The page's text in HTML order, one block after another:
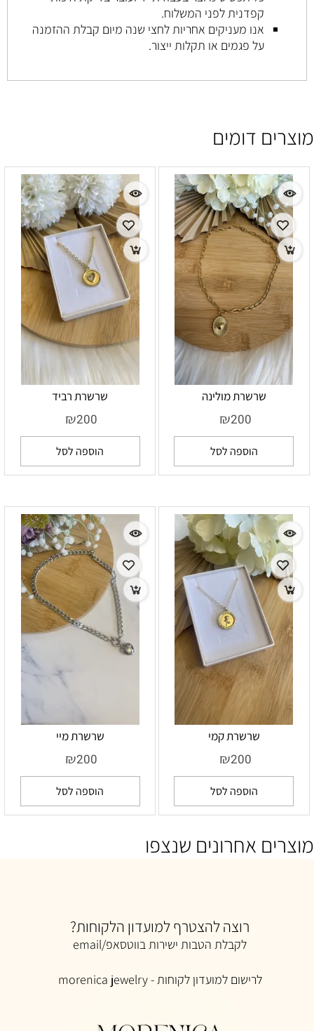
קפדניתלפני המשלוח.
אנו מעניקים אחריותלחצי שנה מיום קבלת ההזמנה
על פגמים או תקלות ייצור.
מוצרים דומים
שרשרת מולינה
₪200
הוספה לסל
שרשרת רביד
₪200
הוספה לסל
שרשרת קמי
₪200
הוספה לסל
שרשרת מיי
₪200
הוספה לסל
מוצרים אחרונים שנצפו
רוצה להצטרף למועדון הלקוחות?
לקבלת הטבות ישירות בווטסאפ/email
לרישום למועדון לקוחות -morenica jewelry